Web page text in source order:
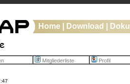
Home Download Doku
Mitgliederliste Profil